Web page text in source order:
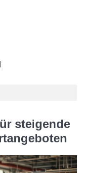
steigende